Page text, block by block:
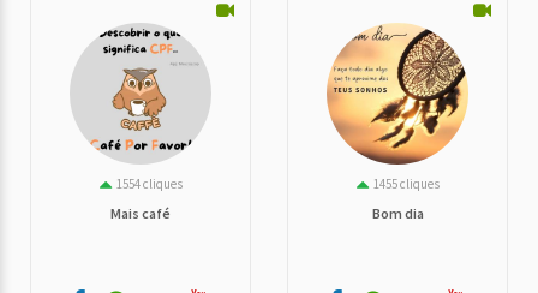
1554 cliques
Mais café
1455 cliques
Bom dia